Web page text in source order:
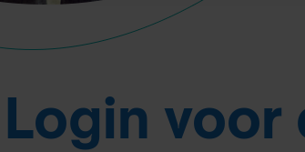
Login